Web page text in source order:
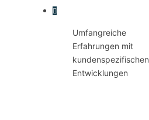
Umfangreiche
Erfahrungen mit
kundenspezifischen
Entwicklungen